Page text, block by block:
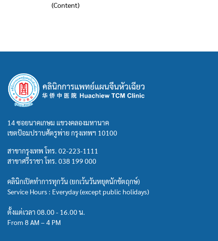
(Content)
14 ซอยนาคเกษม แขวงคลองมหานาค
เขตป้อมปราบศัตรูพ่าย กรุงเทพฯ 10100
สาขากรุงเทพ โทร. 02-223-1111
สาขาศรีราชา โทร. 038 199 000
คลินิกเปิดทำการทุกวัน (ยกเว้นวันหยุดนักขัตฤกษ์)
Service Hours : Everyday (except public holidays)
ตั้งแต่เวลา 08.00 - 16.00 น.
From 8 AM – 4 PM